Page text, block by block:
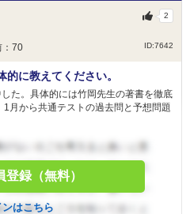
：70
ID:7642
2
に教えてください。
た。具体的には竹岡先生の著書を徹底
月から共通テストの過去問と予想問題
登録（無料）
ンはこちら